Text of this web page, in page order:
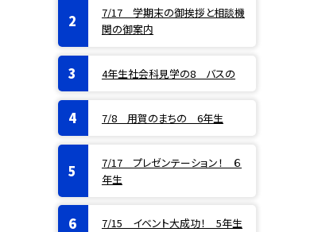
7/17 学期末の御挨拶と相談機
関の御案内
4年生社会科見学の8 バスの
7/8 用賀のまちの 6年生
7/17 プレゼンテーション！ ６
年生
7/15 イベント大成功！ 5年生